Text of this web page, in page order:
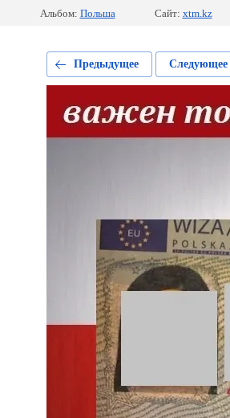
Альбом: Польша Сайт: xtm.kz
Предыдущее Следующее